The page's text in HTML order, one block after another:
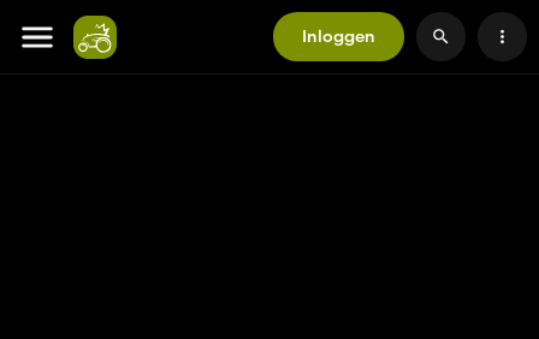
Inloggen